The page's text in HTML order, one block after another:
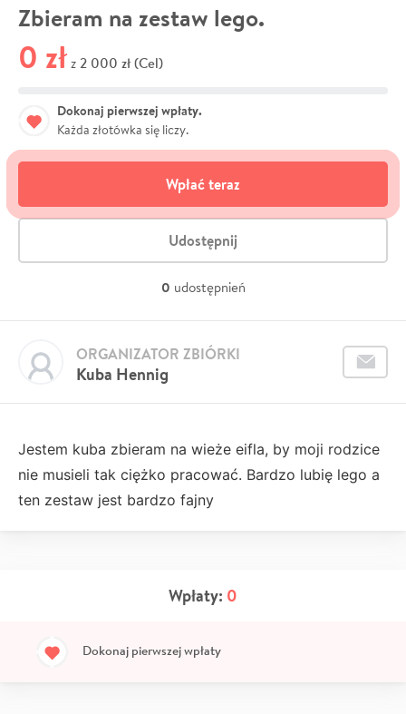
Zbieram na zestaw lego.
0 zł z 2 000 zł (Cel)
Dokonaj pierwszej wpłaty.
Każda złotówka się liczy.
Wpłać teraz
Udostępnij
0 udostępnień
Kuba Hennig
ORGANIZATOR ZBIÓRKI
Jestem kuba zbieram na wieże eifla, by moji rodzice
nie musieli tak ciężko pracować. Bardzo lubię lego a
ten zestaw jest bardzo fajny
Wpłaty: 0
Dokonaj pierwszej wpłaty